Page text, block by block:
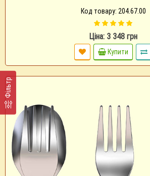
Фільтр
Код товару: 204.67.00
Ціна: 3 348 грн
Купити